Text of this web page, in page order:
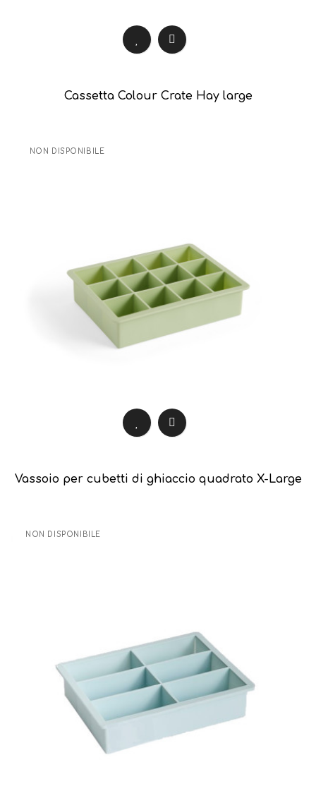
Cassetta Colour Crate Hay large
NON DISPONIBILE
Vassoio per cubetti di ghiaccio quadrato X-Large
NON DISPONIBILE